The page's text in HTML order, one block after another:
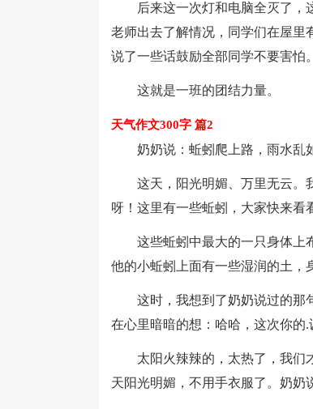
后来这一次灯和电脑全灭了，这
老师出去了解情况，同学们在屋里
说了一些话鼓励全部同学不要害怕
这就是一班的团结力量。
天气作文300字 篇2
奶奶说：蚯蚓爬上路，雨水乱如
这天，阳光明媚、万里无云。我
呀！这里有一些蚯蚓，大家快来看
这些蚯蚓中最大的一只身体上布
他的小蚯蚓上面有一些湿润的土，
这时，我想到了奶奶说过的那句
在心里暗暗的想：哈哈，这次你的.
太阳火辣辣的，太热了，我们才
天阳光明媚，不用手衣服了。奶奶